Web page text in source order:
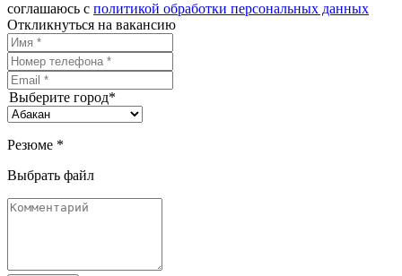
соглашаюсь с политикой обработки персональных данных
Откликнуться на вакансию
Выберите город*
Резюме *
Выбрать файл